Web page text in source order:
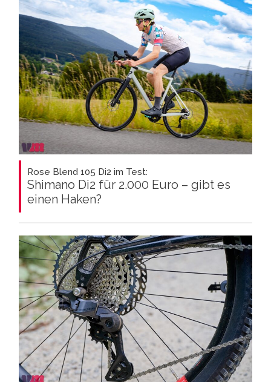
Rose Blend 105 Di2 im Test:
Shimano Di2 für 2.000 Euro – gibt es
einen Haken?